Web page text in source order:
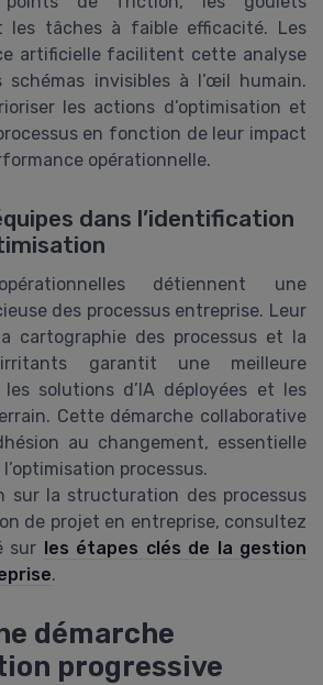
les tâches à faible efficacité. Les
artificielle facilitent cette analyse
invisibles à l’œil humain.
les actions d’optimisation et
en fonction de leur impact
opérationnelle.
dans l’identification
détiennent une
des processus entreprise. Leur
cartographie des processus et la
garantit une meilleure
solutions d’IA déployées et les
Cette démarche collaborative
au changement, essentielle
processus.
sur la structuration des processus
de projet en entreprise, consultez
sur les étapes clés de la gestion
.
démarche
progressive